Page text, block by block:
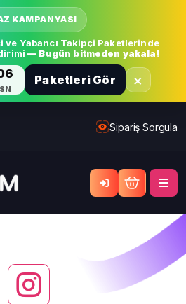
KAMPANYASI
ve Yabancı Takipçi Paketlerinde
— Bugün bitmeden yakala!
SN
Paketleri Gör ×
Sipariş Sorgula